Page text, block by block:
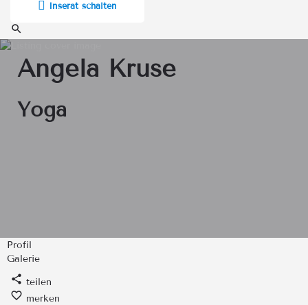
Inserat schalten
Angela Kruse
Yoga
Profil
Galerie
teilen
merken